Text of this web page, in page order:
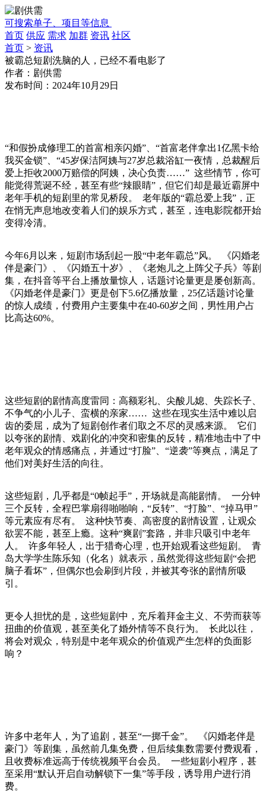
可搜索单子、项目等信息
首页 供应 需求 加群 资讯 社区
首页 > 资讯
被霸总短剧洗脑的人，已经不看电影了
作者： 剧供需
发布时间： 2024年10月29日
“和假扮成修理工的首富相亲闪婚”、“首富老伴拿出1亿黑卡给
我买金锁”、“45岁保洁阿姨与27岁总裁浴缸一夜情，总裁醒后
爱上拒收2000万赔偿的阿姨，决心负责……” 这些情节，你可
能觉得荒诞不经，甚至有些“辣眼睛”，但它们却是最近霸屏中
老年手机的短剧里的常见桥段。 老年版的“霸总爱上我”，正
在悄无声息地改变着人们的娱乐方式，甚至，连电影院都开始
变得冷清。
今年6月以来，短剧市场刮起一股“中老年霸总”风。 《闪婚老
伴是豪门》、《闪婚五十岁》、《老炮儿之上阵父子兵》等剧
集，在抖音等平台上播放量惊人，话题讨论量更是屡创新高。
《闪婚老伴是豪门》更是创下5.6亿播放量，25亿话题讨论量
的惊人成绩，付费用户主要集中在40-60岁之间，男性用户占
比高达60%。
这些短剧的剧情高度雷同：高额彩礼、尖酸儿媳、失踪长子、
不争气的小儿子、蛮横的亲家…… 这些在现实生活中难以启
齿的委屈，成为了短剧创作者们取之不尽的灵感来源。 它们
以夸张的剧情、戏剧化的冲突和密集的反转，精准地击中了中
老年观众的情感痛点，并通过“打脸”、“逆袭”等爽点，满足了
他们对美好生活的向往。
这些短剧，几乎都是“0帧起手”，开场就是高能剧情。 一分钟
三个反转，全程巴掌扇得啪啪响，“反转”、“打脸”、“掉马甲”
等元素应有尽有。 这种快节奏、高密度的剧情设置，让观众
欲罢不能，甚至上瘾。这种“爽剧”套路，并非只吸引中老年
人。 许多年轻人，出于猎奇心理，也开始观看这些短剧。 青
岛大学学生陈乐知（化名）就表示，虽然觉得这些短剧“会把
脑子看坏”，但偶尔也会刷到片段，并被其夸张的剧情所吸
引。
更令人担忧的是，这些短剧中，充斥着拜金主义、不劳而获等
扭曲的价值观，甚至美化了婚外情等不良行为。 长此以往，
将会对观众，特别是中老年观众的价值观产生怎样的负面影
响？
许多中老年人，为了追剧，甚至“一掷千金”。 《闪婚老伴是
豪门》等剧集，虽然前几集免费，但后续集数需要付费观看，
且收费标准远高于传统视频平台会员。 一些短剧小程序，甚
至采用“默认开启自动解锁下一集”等手段，诱导用户进行消
费。